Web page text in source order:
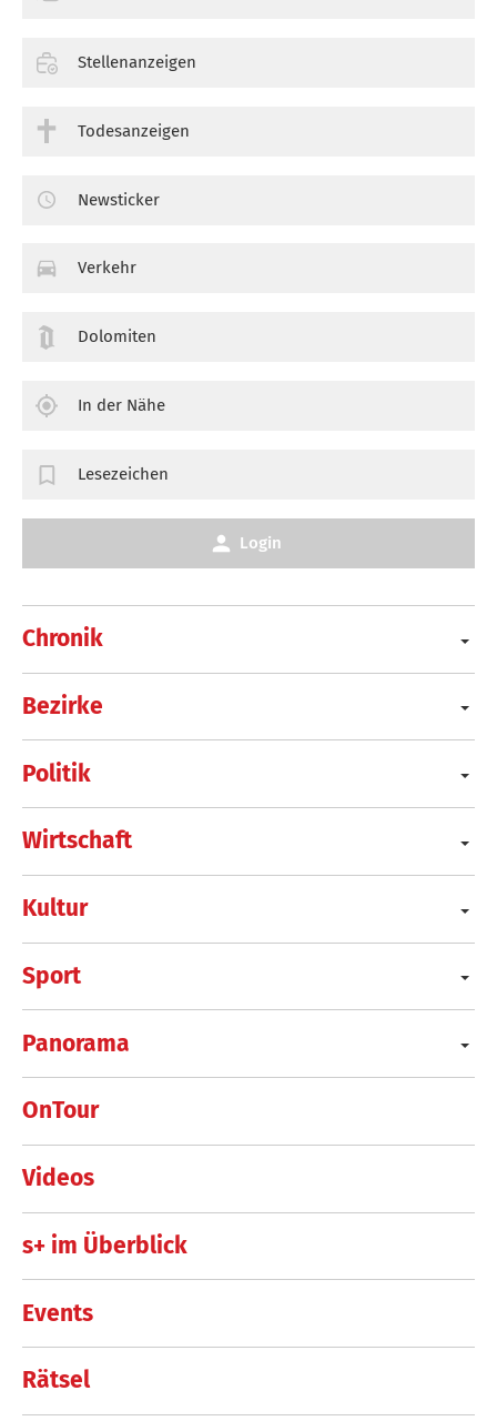
Chronik
Bezirke
Politik
Wirtschaft
Kultur
Sport
Panorama
OnTour
Videos
s+ im Überblick
Events
Rätsel
Stellenanzeigen
Todesanzeigen
Newsticker
Verkehr
Dolomiten
In der Nähe
Lesezeichen
Login